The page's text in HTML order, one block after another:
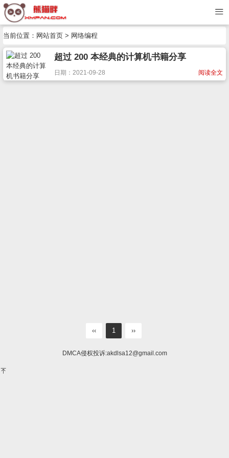
当前位置： 网站首页 > 网络编程
超过 200 本经典的计算机书籍分享
阅读全文
日期：2021-09-28
‹‹ 1 ››
DMCA侵权投诉:akdlsa12@gmail.com